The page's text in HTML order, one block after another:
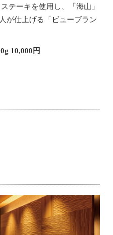
テーキを使用し、「海山」
が仕上げる「ビューブラン
10,000円